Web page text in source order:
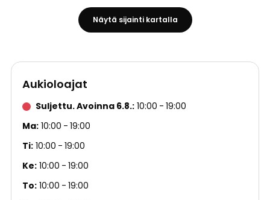
Näytä sijainti kartalla
Aukioloajat
Suljettu. Avoinna 6.8. 10:00
19:00
Ma 10:00
19:00
Ti 10:00
19:00
Ke 10:00
19:00
To 10:00
19:00